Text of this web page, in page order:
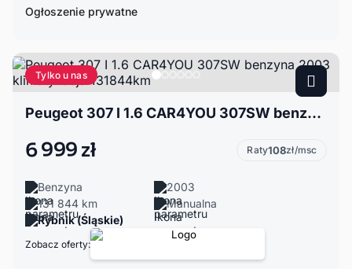
Ogłoszenie prywatne
Tylko u nas
Peugeot 307 I 1.6 CAR4YOU 307SW benzyna 2003 klimatyzacja 131844km
6 999 zł Raty108zł/msc
Benzyna
2003
131 844 km
Manualna
Rybnik (Śląskie)
Zobacz oferty: